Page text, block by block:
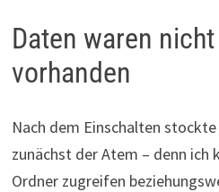
Daten waren
vorhanden
Nach dem Einschalten
zunächst der Atem – denn
Ordner zugreifen